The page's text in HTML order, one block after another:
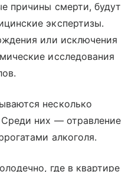
причины смерти, будут
экспертизы.
или исключения
исследования
несколько
них — отравление
алкоголя.
где в квартире